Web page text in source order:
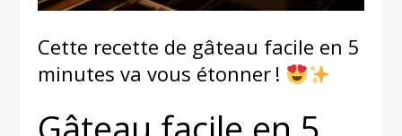
Cette recette de gâteau facile en 5
minutes va vous étonner !